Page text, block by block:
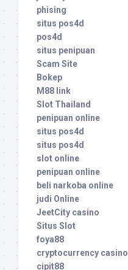
phising
situs pos4d
pos4d
situs penipuan
Scam Site
Bokep
M88 link
Slot Thailand
penipuan online
situs pos4d
situs pos4d
slot online
penipuan online
beli narkoba online
judi Online
JeetCity casino
Situs Slot
foya88
cryptocurrency casino
cipit88